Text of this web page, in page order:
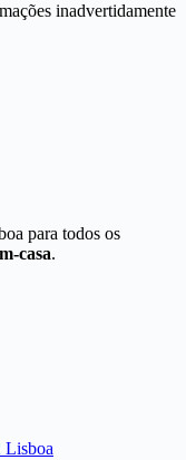
inadvertidamente
para todos os
casa.
Lisboa